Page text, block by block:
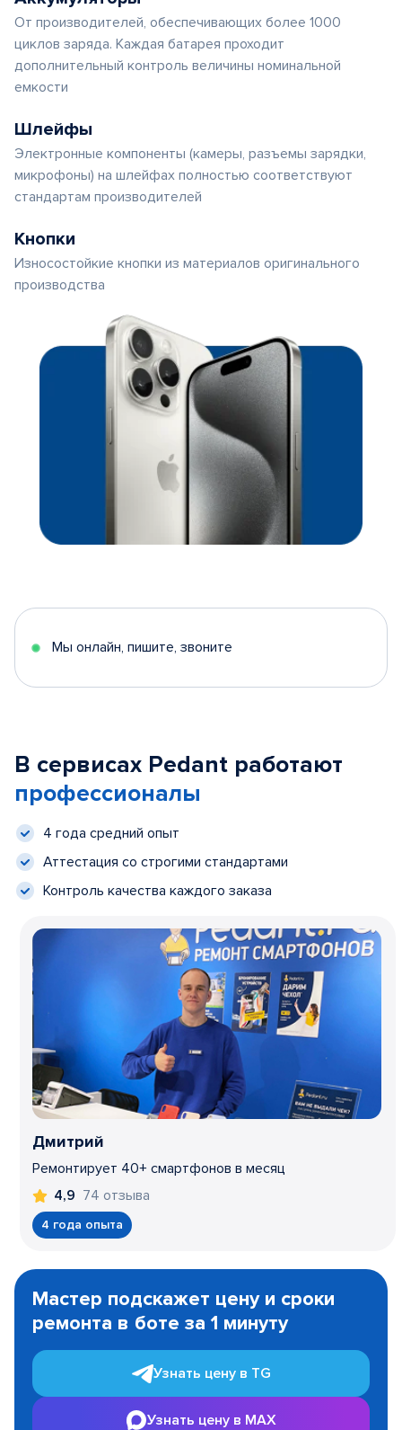
От производителей, обеспечивающих более 1000
циклов заряда. Каждая батарея проходит
дополнительный контроль величины номинальной
емкости
Шлейфы
Электронные компоненты (камеры, разъемы зарядки,
микрофоны) на шлейфах полностью соответствуют
стандартам производителей
Кнопки
Износостойкие кнопки из материалов оригинального
производства
Мы онлайн, пишите, звоните
В сервисах Pedant работают
профессионалы
4 года средний опыт
Аттестация со строгими стандартами
Контроль качества каждого заказа
Дмитрий
Ремонтирует 40+ смартфонов в месяц
4,9 74 отзыва
4 года опыта
1
Мастер подскажет цену и сроки
ремонта в боте за 1 минуту
Узнать цену в TG
Узнать цену в MAX